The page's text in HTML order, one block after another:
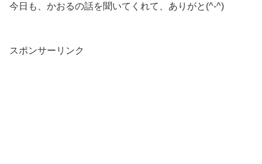
今日も、かおるの話を聞いてくれて、ありがと(^-^)
スポンサーリンク